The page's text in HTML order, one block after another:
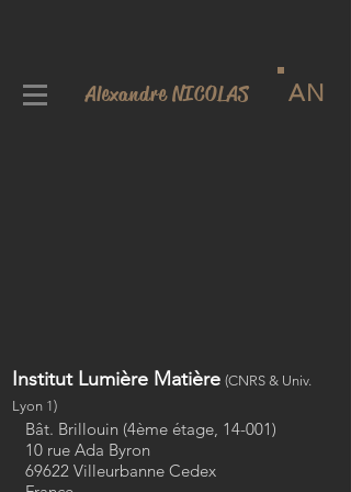
Alexandre NICOLAS AN
Institut Lumière Matière (CNRS & Univ.
Lyon 1)
Bât. Brillouin (4ème étage, 14-001)
10 rue Ada Byron
69622 Villeurbanne Cedex